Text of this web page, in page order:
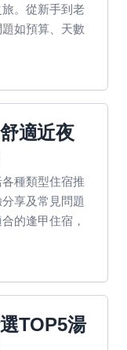
。從新手到老
如預算、天數
適近夜
種類型住宿推
享及常見問題
的逢甲住宿，
TOP5湯